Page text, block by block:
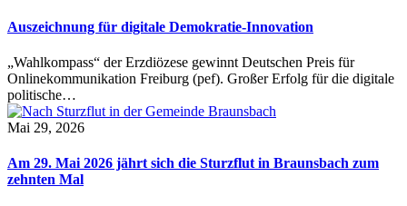
Auszeichnung für digitale Demokratie-Innovation
„Wahlkompass“ der Erzdiözese gewinnt Deutschen Preis für
Onlinekommunikation Freiburg (pef). Großer Erfolg für die digitale
politische…
Mai 29, 2026
Am 29. Mai 2026 jährt sich die Sturzflut in Braunsbach zum
zehnten Mal